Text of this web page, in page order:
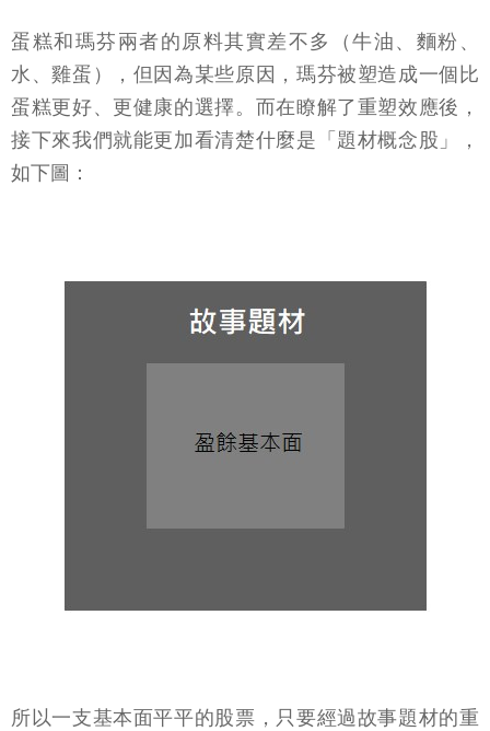
蛋糕和瑪芬兩者的原料其實差不多（牛油、麵粉、
水、雞蛋），但因為某些原因，瑪芬被塑造成一個比
蛋糕更好、更健康的選擇。而在瞭解了重塑效應後，
接下來我們就能更加看清楚什麼是「題材概念股」，
如下圖：
所以一支基本面平平的股票，只要經過故事題材的重